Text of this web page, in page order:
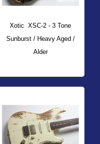
Xotic
XSC-2 - 3 Tone
Sunburst / Heavy Aged /
Alder